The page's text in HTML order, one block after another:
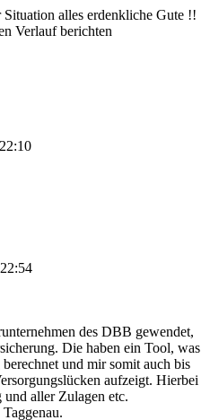
alles erdenkliche Gute !!
Verlauf berichten
des DBB gewendet,
Die haben ein Tool, was
und mir somit auch bis
aufzeigt. Hierbei
aller Zulagen etc.